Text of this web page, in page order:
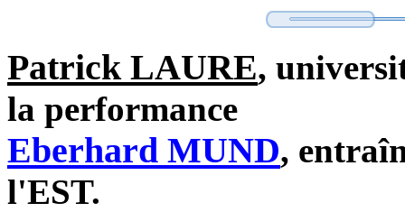
Patrick LAURE,
la performance
Eberhard MUND,
l'EST.